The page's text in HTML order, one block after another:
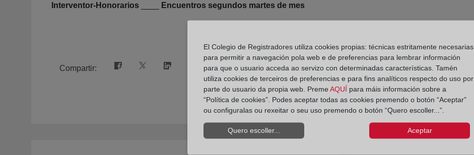
Interventor-Honorarios
Encuentros segundos martes de mes
Compartir:
El Colegio de Registradores utiliza cookies propias: técnicas estritamente necesarias
para permitir a navegación pola web e de preferencias para lembrar información
para que o usuario acceda ao servizo con determinadas características. Tamén
utiliza cookies de terceiros de preferencias e para fins analíticos respecto do uso por
parte do usuario da propia web. Preme AQUÍ para máis información sobre a
“Política de cookies”. Podes aceptar todas as cookies premendo o botón “Aceptar”
ou configuralas ou rexeitar o seu uso premendo o botón “Quero escoller...”.
Quero escoller... Aceptar